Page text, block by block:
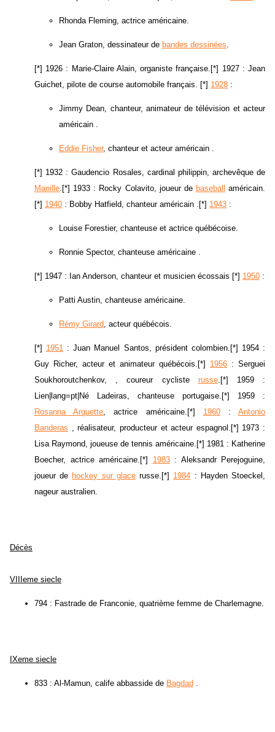
Rhonda Fleming, actrice américaine.
Jean Graton, dessinateur de bandes dessinées.
[*] 1926 : Marie-Claire Alain, organiste française.[*] 1927 : Jean
Guichet, pilote de course automobile français. [*] 1928 :
Jimmy Dean, chanteur, animateur de télévision et acteur
américain .
Eddie Fisher, chanteur et acteur américain .
[*] 1932 : Gaudencio Rosales, cardinal philippin, archevêque de
Manille.[*] 1933 : Rocky Colavito, joueur de baseball
américain.
[*] 1940 : Bobby Hatfield, chanteur américain .[*] 1943 :
Louise Forestier, chanteuse et actrice québécoise.
Ronnie Spector, chanteuse américaine .
[*] 1947 : Ian Anderson, chanteur et musicien écossais [*] 1950 :
Patti Austin, chanteuse américaine.
Rémy Girard, acteur québécois.
[*] 1951 : Juan Manuel Santos, président colombien.[*] 1954 :
Guy Richer, acteur et animateur québécois.[*] 1956 : Serguei
Soukhoroutchenkov, , coureur cycliste russe.[*] 1959 :
Lien|lang=pt|Né Ladeiras, chanteuse portugaise.[*] 1959 :
Rosanna Arquette, actrice américaine.[*] 1960:Antonio
Banderas , réalisateur, producteur et acteur espagnol.[*] 1973 :
Lisa Raymond, joueuse de tennis américaine.[*] 1981 : Katherine
Boecher, actrice américaine.[*] 1983: Aleksandr Perejoguine,
joueur de hockey sur glacerusse.[*] 1984 : Hayden Stoeckel,
nageur australien.
Décès
VIIIeme siecle
794 : Fastrade de Franconie, quatrième femme de Charlemagne.
IXeme siecle
833 : Al-Mamun, calife abbasside de Bagdad .